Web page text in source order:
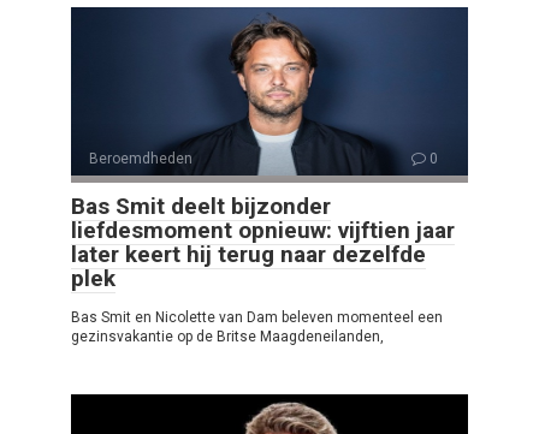
Beroemdheden 0
Bas Smit deelt bijzonder
liefdesmoment opnieuw: vijftien jaar
later keert hij terug naar dezelfde
plek
Bas Smit en Nicolette van Dam beleven momenteel een
gezinsvakantie op de Britse Maagdeneilanden,